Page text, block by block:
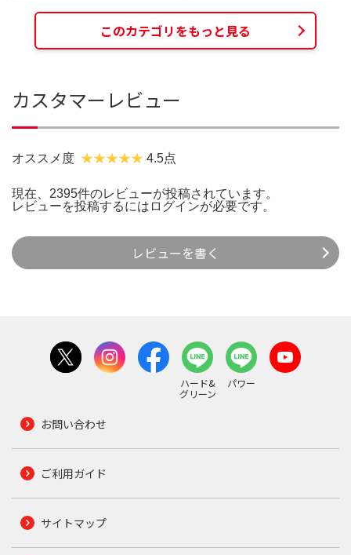
このカテゴリをもっと見る
カスタマーレビュー
オススメ度 4.5点
現在、2395件のレビューが投稿されています。
レビューを投稿するには ログインが必要です。
レビューを書く
ハード&
グリーン
パワー
お問い合わせ
ご利用ガイド
サイトマップ